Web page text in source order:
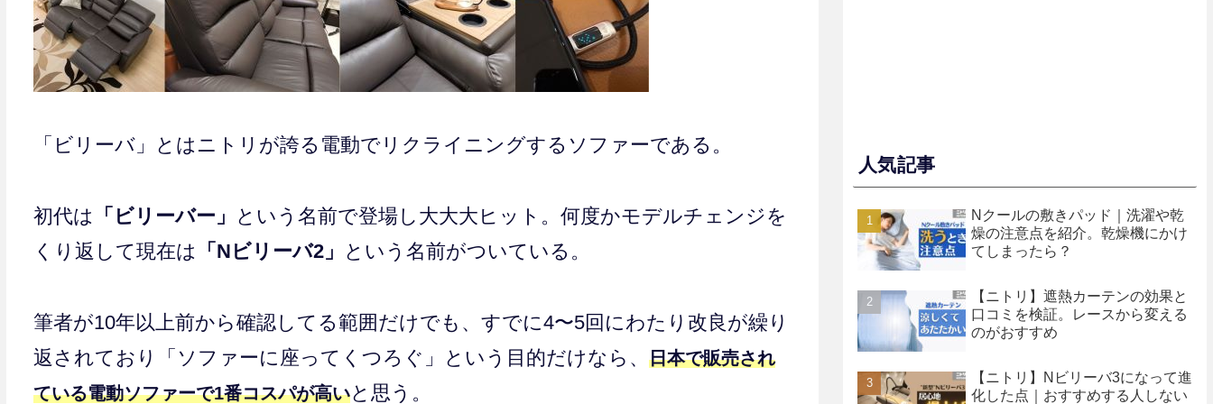
「ビリーバ」とはニトリが誇る電動でリクライニングするソファーである。
初代は 「ビリーバー」 という名前で登場し大大大ヒット。何度かモデルチェンジを
くり返して現在は
「Nビリーバ2」 という名前がついている。
筆者が10年以上前から確認してる範囲だけでも、すでに4〜5回にわたり改良が繰り
返されており「ソファーに座ってくつろぐ」という目的だけなら、 日本で販売され
ている電動ソファーで1番コスパが高いと思う。
人気記事
Nクールの敷きパッド｜洗濯や乾
燥の注意点を紹介。乾燥機にかけ
てしまったら？
【ニトリ】遮熱カーテンの効果と
口コミを検証。レースから変える
のがおすすめ
【ニトリ】Nビリーバ3になって進
化した点｜おすすめする人しない